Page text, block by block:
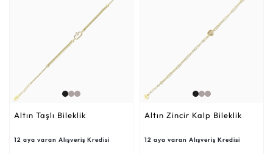
Altın Taşlı Bileklik
12 aya varan Alışveriş Kredisi
Altın Zincir Kalp Bileklik
12 aya varan Alışveriş Kredisi